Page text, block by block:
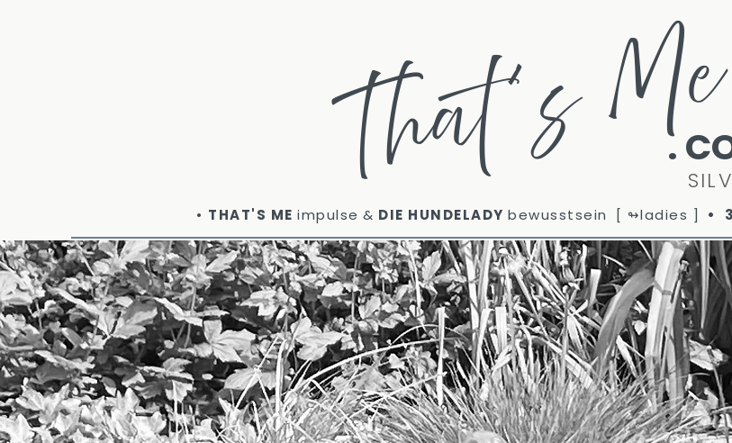
That´s Me
.
• THAT'S ME impulse & DIE HUNDELADYbewusstsein [ ↬ladies ] •